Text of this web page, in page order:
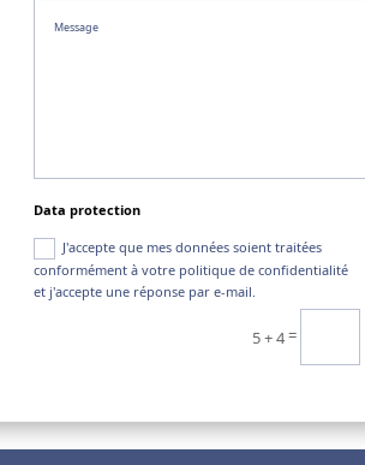
Data protection
J'accepte que mes données soient traitées
conformément à votre politique de confidentialité
et j'accepte une réponse par e-mail.
5 + 4=